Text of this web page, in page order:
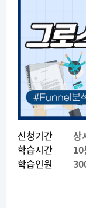
신청기간
상
학습시간
10
학습인원